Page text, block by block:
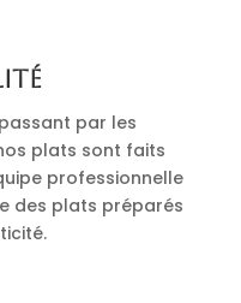
par les
plats sont faits
professionnelle
des plats préparés